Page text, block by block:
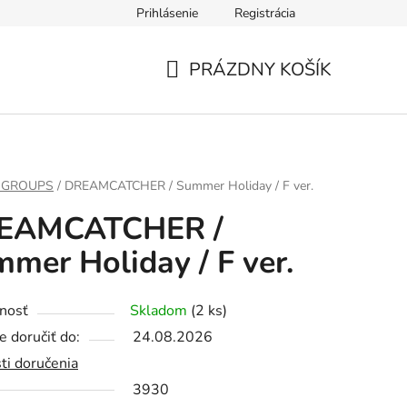
Prihlásenie Registrácia
PRÁZDNY KOŠÍK
/ DREAMCATCHER / Summer Holiday / F ver.
/
Holiday / F ver.
Skladom (2 ks)
doručiť do:
24.08.2026
doručenia
3930